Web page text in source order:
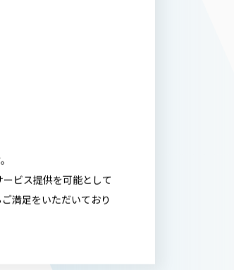
ビス提供を可能として
満足をいただいており